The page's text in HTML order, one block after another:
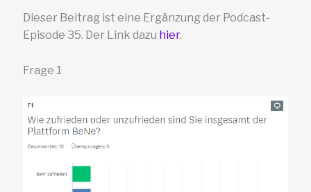
Dieser Beitrag ist eine Ergänzung der Podcast-
Episode 35. Der Link dazu hier.
Frage 1